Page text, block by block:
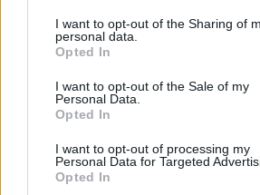
I want to opt-out of the Sharing of
personal data.
Opted In
I want to opt-out of the Sale of my
Personal Data.
Opted In
I want to opt-out of processing my
Personal Data for Targeted
Opted In
Nytt Maiden-öl stöd till
Iron Maiden släpper ännu ett öl. Den här
intäkterna gå till en organisation som